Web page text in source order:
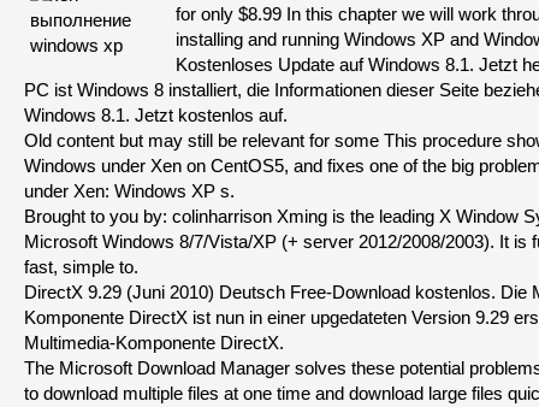
for only $8.99 In this chapter we will work
installing and running Windows XP and
Kostenloses Update auf Windows 8.1. Jetzt
PC ist Windows 8 installiert, die Informationen dieser Seite
Windows 8.1. Jetzt kostenlos auf.
Old content but may still be relevant for some This procedure
Windows under Xen on CentOS5, and fixes one of the big
under Xen: Windows XP s.
Brought to you by: colinharrison Xming is the leading X Window
Microsoft Windows 8/7/Vista/XP (+ server 2012/2008/2003). It is
fast, simple to.
DirectX 9.29 (Juni 2010) Deutsch Free-Download kostenlos. Die
Komponente DirectX ist nun in einer upgedateten Version 9.29
Multimedia-Komponente DirectX.
The Microsoft Download Manager solves these potential
to download multiple files at one time and download large files